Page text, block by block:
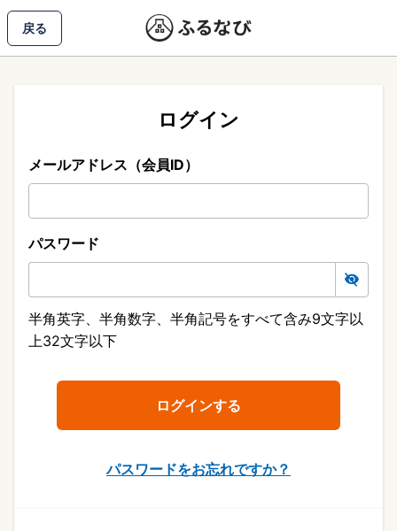
戻る
ログイン
メールアドレス（会員ID）
パスワード
半角英字、半角数字、半角記号をすべて含み9文字以
上32文字以下
パスワードをお忘れですか？